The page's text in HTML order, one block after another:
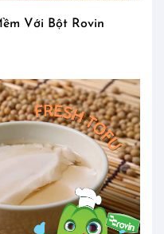
Với Bột Rovin